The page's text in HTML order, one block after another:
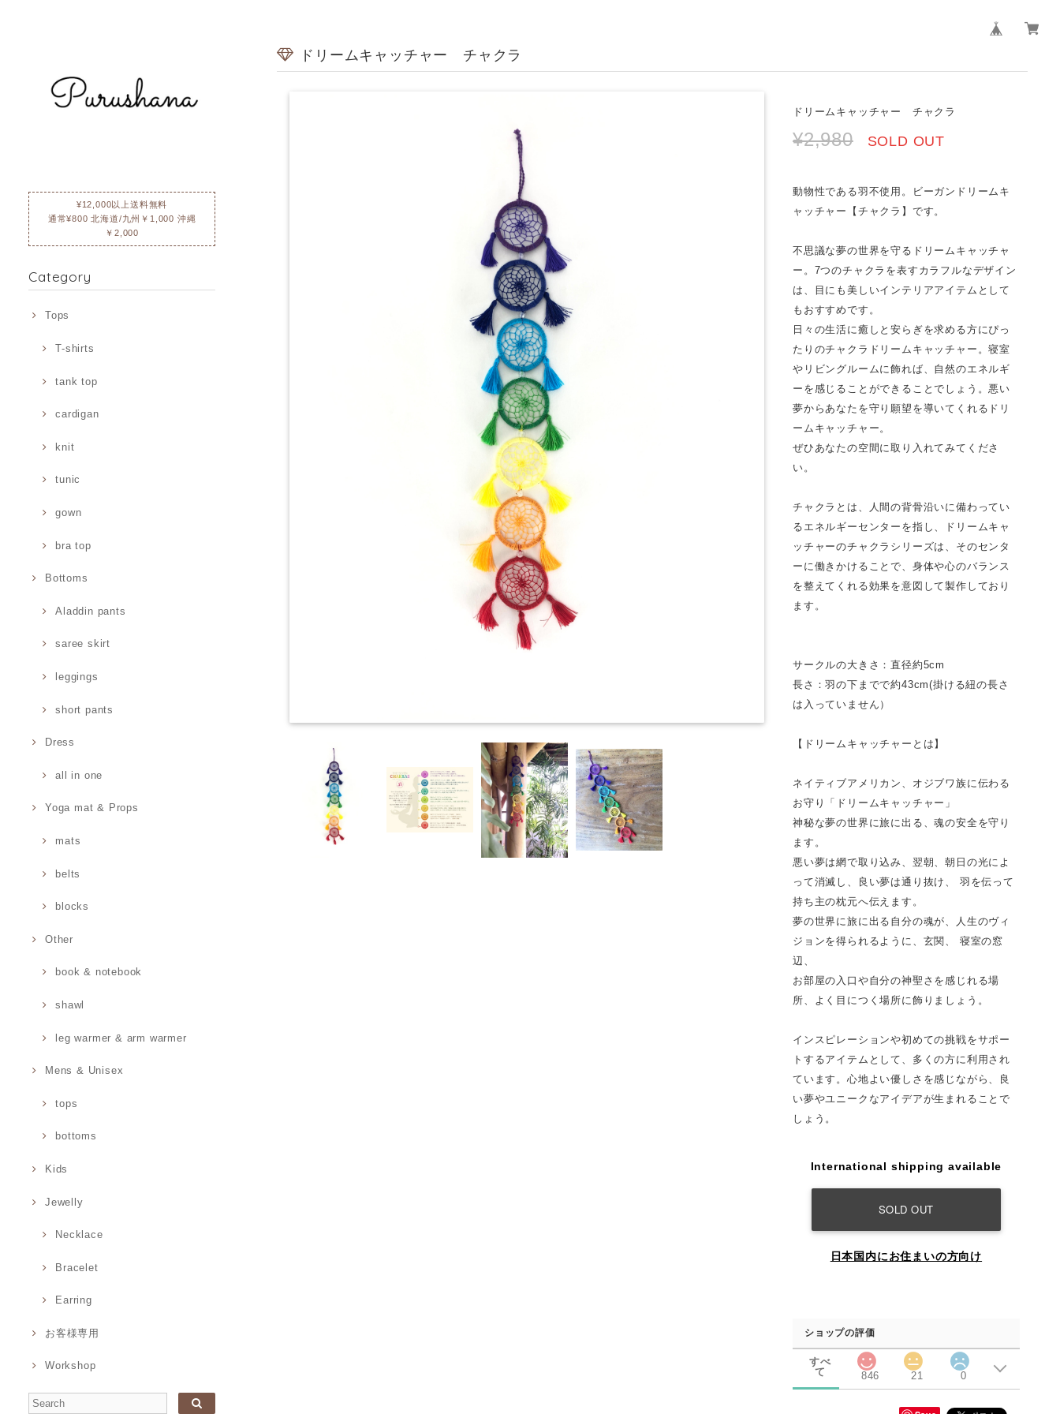
¥12,000以上送料無料
通常¥800 北海道/九州￥1,000 沖縄
￥2,000
Category
Tops
T-shirts
tank top
cardigan
knit
tunic
gown
bra top
Bottoms
Aladdin pants
saree skirt
leggings
short pants
Dress
all in one
Yoga mat & Props
mats
belts
blocks
Other
book & notebook
shawl
leg warmer & arm warmer
Mens & Unisex
tops
bottoms
Kids
Jewelly
Necklace
Bracelet
Earring
お客様専用
Workshop
ドリームキャッチャー チャクラ
ドリームキャッチャー チャクラ
¥2,980 SOLD OUT
動物性である羽不使用。ビーガンドリームキ
ャッチャー【チャクラ】です。
不思議な夢の世界を守るドリームキャッチャ
ー。7つのチャクラを表すカラフルなデザイン
は、目にも美しいインテリアアイテムとして
もおすすめです。
日々の生活に癒しと安らぎを求める方にぴっ
たりのチャクラドリームキャッチャー。寝室
やリビングルームに飾れば、自然のエネルギ
ーを感じることができることでしょう。悪い
夢からあなたを守り願望を導いてくれるドリ
ームキャッチャー。
ぜひあなたの空間に取り入れてみてくださ
い。
チャクラとは、人間の背骨沿いに備わってい
るエネルギーセンターを指し、ドリームキャ
ッチャーのチャクラシリーズは、そのセンタ
ーに働きかけることで、身体や心のバランス
を整えてくれる効果を意図して製作しており
ます。
サークルの大きさ：直径約5cm
長さ：羽の下までで約43cm(掛ける紐の長さ
は入っていません）
【ドリームキャッチャーとは】
ネイティブアメリカン、オジブワ族に伝わる
お守り「ドリームキャッチャー」
神秘な夢の世界に旅に出る、魂の安全を守り
ます。
悪い夢は網で取り込み、翌朝、朝日の光によ
って消滅し、良い夢は通り抜け、 羽を伝って
持ち主の枕元へ伝えます。
夢の世界に旅に出る自分の魂が、人生のヴィ
ジョンを得られるように、玄関、 寝室の窓
辺、
お部屋の入口や自分の神聖さを感じれる場
所、よく目につく場所に飾りましょう。
インスピレーションや初めての挑戦をサポー
トするアイテムとして、多くの方に利用され
ています。心地よい優しさを感じながら、良
い夢やユニークなアイデアが生まれることで
しょう。
International shipping available
SOLD OUT
日本国内にお住まいの方向け
ショップの評価
すべ
て
846 21 0